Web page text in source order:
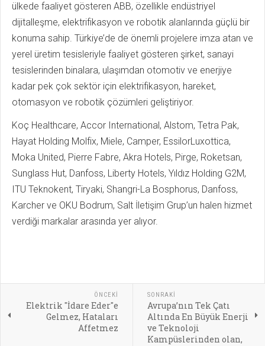
ülkede faaliyet gösteren ABB, özellikle endüstriyel
dijitalleşme, elektrifikasyon ve robotik alanlarında güçlü bir
konuma sahip. Türkiye’de de önemli projelere imza atan ve
yerel üretim tesisleriyle faaliyet gösteren şirket, sanayi
tesislerinden binalara, ulaşımdan otomotiv ve enerjiye
kadar pek çok sektör için elektrifikasyon, hareket,
otomasyon ve robotik çözümleri geliştiriyor.
Koç Healthcare, Accor International, Alstom, Tetra Pak,
Hayat Holding Molfix, Miele, Camper, EssilorLuxottica,
Moka United, Pierre Fabre, Akra Hotels, Pirge, Roketsan,
Sunglass Hut, Danfoss, Liberty Hotels, Yıldız Holding G2M,
ITU Teknokent, Tiryaki, Shangri-La Bosphorus, Danfoss,
Karcher ve OKU Bodrum, Salt İletişim Grup’un halen hizmet
verdiği markalar arasında yer alıyor.
ÖNCEKI
Elektrik ''İdare Eder''e
Gelmez, Hataları
Affetmez
SONRAKI
Avrupa’nın Tek Çatı
Altında En Büyük Enerji
ve Teknoloji
Kampüslerinden olan,